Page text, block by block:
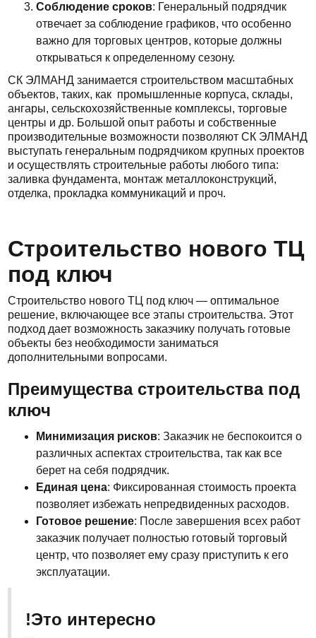
Соблюдение сроков: Генеральный подрядчик
отвечает за соблюдение графиков, что особенно
важно для торговых центров, которые должны
открываться к определенному сезону.
СК ЭЛМАНД занимается строительством масштабных
объектов, таких, как промышленные корпуса, склады,
ангары, сельскохозяйственные комплексы, торговые
центры и др. Большой опыт работы и собственные
производительные возможности позволяют СК ЭЛМАНД
выступать генеральным подрядчиком крупных проектов
и осуществлять строительные работы любого типа:
заливка фундамента, монтаж металлоконструкций,
отделка, прокладка коммуникаций и проч.
Строительство нового ТЦ
под ключ
Строительство нового ТЦ под ключ — оптимальное
решение, включающее все этапы строительства. Этот
подход дает возможность заказчику получать готовые
объекты без необходимости заниматься
дополнительными вопросами.
Преимущества строительства под
ключ
Минимизация рисков: Заказчик не беспокоится о
различных аспектах строительства, так как все
берет на себя подрядчик.
Единая цена: Фиксированная стоимость проекта
позволяет избежать непредвиденных расходов.
Готовое решение: После завершения всех работ
заказчик получает полностью готовый торговый
центр, что позволяет ему сразу приступить к его
эксплуатации.
!Это интересно